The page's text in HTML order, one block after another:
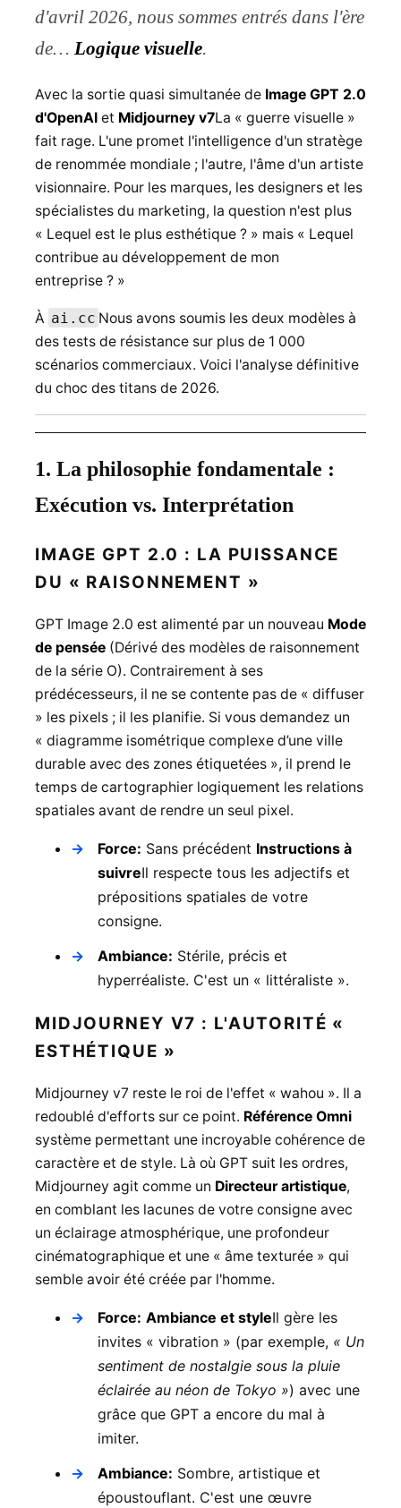
d'avril 2026, nous sommes entrés dans l'ère
de… Logique visuelle.
Avec la sortie quasi simultanée de Image GPT 2.0
d'OpenAIet Midjourney v7La « guerre visuelle »
fait rage. L'une promet l'intelligence d'un stratège
de renommée mondiale ; l'autre, l'âme d'un artiste
visionnaire. Pour les marques, les designers et les
spécialistes du marketing, la question n'est plus
« Lequel est le plus esthétique ? » mais « Lequel
contribue au développement de mon
entreprise ? »
À ai.cc Nous avons soumis les deux modèles à
des tests de résistance sur plus de 1 000
scénarios commerciaux. Voici l'analyse définitive
du choc des titans de 2026.
1. La philosophie fondamentale :
Exécution vs. Interprétation
IMAGE GPT 2.0 : LA PUISSANCE
DU « RAISONNEMENT »
GPT Image 2.0 est alimenté par un nouveau Mode
de pensée(Dérivé des modèles de raisonnement
de la série O). Contrairement à ses
prédécesseurs, il ne se contente pas de « diffuser
» les pixels ; il les planifie. Si vous demandez un
« diagramme isométrique complexe d’une ville
durable avec des zones étiquetées », il prend le
temps de cartographier logiquement les relations
spatiales avant de rendre un seul pixel.
Force: Sans précédent Instructions à
suivreIl respecte tous les adjectifs et
prépositions spatiales de votre
consigne.
Ambiance: Stérile, précis et
hyperréaliste. C'est un « littéraliste ».
MIDJOURNEY V7 : L'AUTORITÉ «
ESTHÉTIQUE »
Midjourney v7 reste le roi de l'effet « wahou ». Il a
redoublé d'efforts sur ce point. Référence Omni
système permettant une incroyable cohérence de
caractère et de style. Là où GPT suit les ordres,
Midjourney agit comme un Directeur artistique,
en comblant les lacunes de votre consigne avec
un éclairage atmosphérique, une profondeur
cinématographique et une « âme texturée » qui
semble avoir été créée par l'homme.
Force: Ambiance et styleIl gère les
invites « vibration » (par exemple, « Un
sentiment de nostalgie sous la pluie
éclairée au néon de Tokyo ») avec une
grâce que GPT a encore du mal à
imiter.
Ambiance: Sombre, artistique et
époustouflant. C'est une œuvre